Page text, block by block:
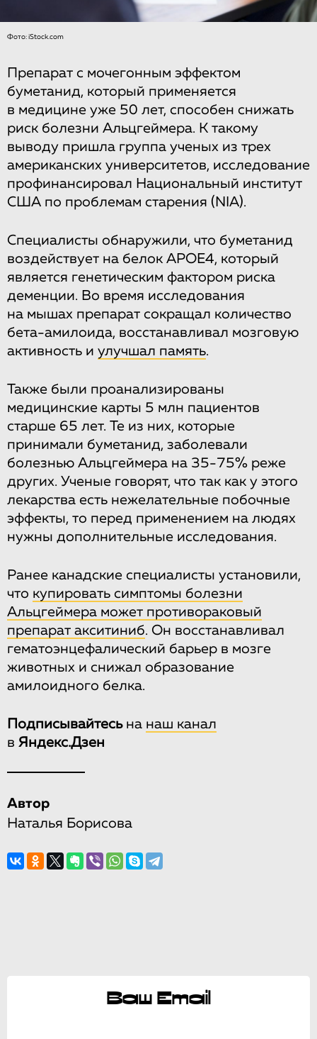
Фото: iStock.com
Препарат с мочегонным эффектом
буметанид, который применяется
в медицине уже 50 лет, способен снижать
риск болезни Альцгеймера. К такому
выводу пришла группа ученых из трех
американских университетов, исследование
профинансировал Национальный институт
США по проблемам старения (NIA).
Специалисты обнаружили, что буметанид
воздействует на белок APOE4, который
является генетическим фактором риска
деменции. Во время исследования
на мышах препарат сокращал количество
бета-амилоида, восстанавливал мозговую
активность и улучшал память.
Также были проанализированы
медицинские карты 5 млн пациентов
старше 65 лет. Те из них, которые
принимали буметанид, заболевали
болезнью Альцгеймера на 35-75% реже
других. Ученые говорят, что так как у этого
лекарства есть нежелательные побочные
эффекты, то перед применением на людях
нужны дополнительные исследования.
Ранее канадские специалисты установили,
что купировать симптомы болезни
Альцгеймера может противораковый
препарат акситиниб. Он восстанавливал
гематоэнцефалический барьер в мозге
животных и снижал образование
амилоидного белка.
Подписывайтесьна наш канал
в Яндекс.Дзен
Автор
Наталья Борисова
Ваш Email